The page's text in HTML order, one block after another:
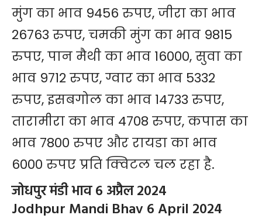
मुंग का भाव 9456 रुपए, जीरा का भाव
26763 रुपए, चमकी मुंग का भाव 9815
रुपए, पान मैथी का भाव 16000, सुवा का
भाव 9712 रुपए, ग्वार का भाव 5332
रुपए, इसबगोल का भाव 14733 रुपए,
तारामीरा का भाव 4708 रुपए, कपास का
भाव 7800 रुपए और रायडा का भाव
6000 रुपए प्रति क्विटल चल रहा है.
जोधपुर मंडी भाव 6 अप्रैल 2024
Jodhpur Mandi Bhav 6 April 2024